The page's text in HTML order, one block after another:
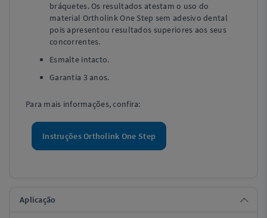
bráquetes. Os resultados atestam o uso do
material Ortholink One Step sem adesivo dental
pois apresentou resultados superiores aos seus
concorrentes.
Esmalte intacto.
Garantia 3 anos.
Para mais informações, confira:
Instruções Ortholink One Step
Aplicação